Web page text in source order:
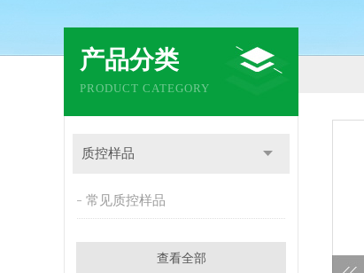
产品分类
PRODUCT CATEGORY
质控样品
常见质控样品
查看全部